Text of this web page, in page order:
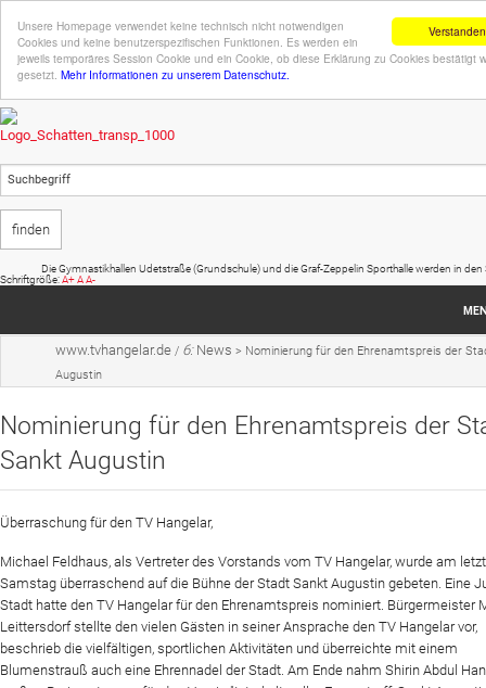
Verstanden
Unsere Homepage verwendet keine technisch nicht notwendigen
Cookies und keine benutzerspezifischen Funktionen. Es werden ein
jeweils temporäres Session Cookie und ein Cookie, ob diese Erklärung zu Cookies bestätigt
gesetzt. Mehr Informationen zu unserem Datenschutz.
Die Gymnastikhallen Udetstraße (Grundschule) und die Graf-Zeppelin Sporthalle werden in den
Schriftgröße:A+AA-
Startseite
Verein
Website
www.tvhangelar.de / 6: News > Nominierung für den Ehrenamtspreis der
Augustin
Nominierung für den Ehrenamtspreis der
Sankt Augustin
Überraschung für den TV Hangelar,
Michael Feldhaus, als Vertreter des Vorstands vom TV Hangelar, wurde am
Samstag überraschend auf die Bühne der Stadt Sankt Augustin gebeten. Eine
Stadt hatte den TV Hangelar für den Ehrenamtspreis nominiert. Bürgermeister
Leittersdorf stellte den vielen Gästen in seiner Ansprache den TV Hangelar vor,
beschrieb die vielfältigen, sportlichen Aktivitäten und überreichte mit einem
Blumenstrauß auch eine Ehrennadel der Stadt. Am Ende nahm Shirin Abdul